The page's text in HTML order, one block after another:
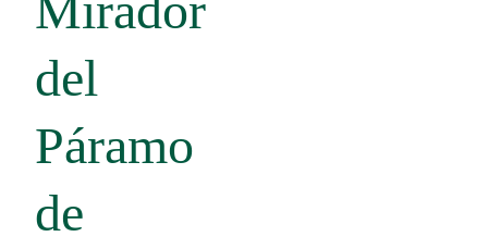
del
Páramo
de